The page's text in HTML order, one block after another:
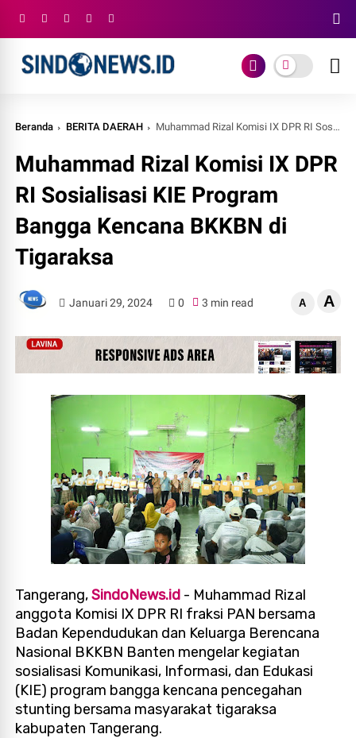
Beranda BERITA DAERAH Muhammad Rizal Komisi IX DPR RI Sosialisasi KIE Program Bangga Kencana BKKBN di Tigaraksa
Muhammad Rizal Komisi IX DPR
RI Sosialisasi KIE Program
Bangga Kencana BKKBN di
Tigaraksa
Januari 29, 2024 0 3 min read A A
Tangerang,SindoNews.id - Muhammad Rizal
anggota Komisi IX DPR RI fraksi PAN bersama
Badan Kependudukan dan Keluarga Berencana
Nasional BKKBN Banten mengelar kegiatan
sosialisasi Komunikasi, Informasi, dan Edukasi
(KIE) program bangga kencana pencegahan
stunting bersama masyarakat tigaraksa
kabupaten Tangerang.